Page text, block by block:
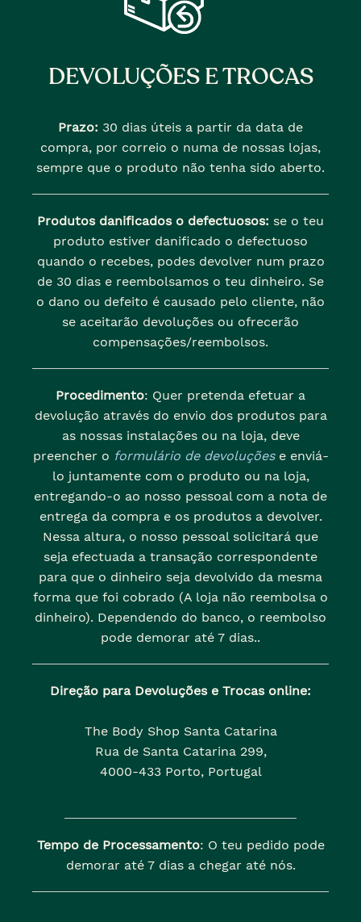
DEVOLUÇÕES E TROCAS
Prazo: 30 dias úteis a partir da data de
compra, por correio o numa de nossas lojas,
sempre que o produto não tenha sido aberto.
Produtos danificados o defectuosos: se o teu
produto estiver danificado o defectuoso
quando o recebes, podes devolver num prazo
de 30 dias e reembolsamos o teu dinheiro. Se
o dano ou defeito é causado pelo cliente, não
se aceitarão devoluções ou ofrecerão
compensações/reembolsos.
Procedimento: Quer pretenda efetuar a
devolução através do envio dos produtos para
as nossas instalações ou na loja, deve
preencher o formulário de devoluçõese enviá-
lo juntamente com o produto ou na loja,
entregando-o ao nosso pessoal com a nota de
entrega da compra e os produtos a devolver.
Nessa altura, o nosso pessoal solicitará que
seja efectuada a transação correspondente
para que o dinheiro seja devolvido da mesma
forma que foi cobrado (A loja não reembolsa o
dinheiro). Dependendo do banco, o reembolso
pode demorar até 7 dias..
Direção para Devoluções e Trocas online:
The Body Shop Santa Catarina
Rua de Santa Catarina 299,
4000-433 Porto, Portugal
Tempo de Processamento: O teu pedido pode
demorar até 7 dias a chegar até nós.